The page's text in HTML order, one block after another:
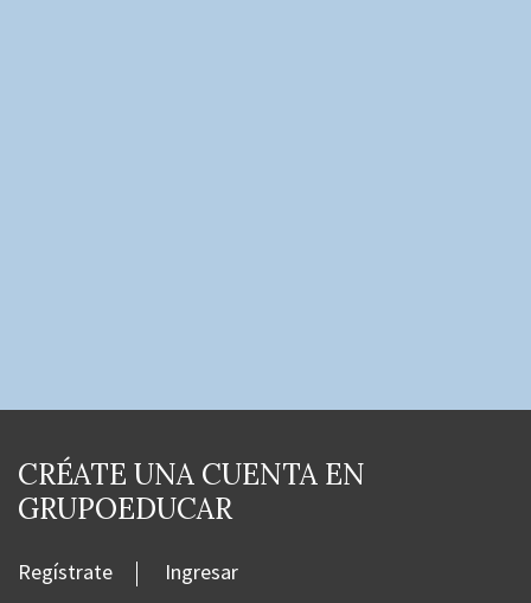
CRÉATE UNA CUENTA EN
GRUPOEDUCAR
Regístrate Ingresar